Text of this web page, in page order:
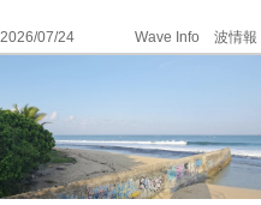
2026/07/24 Wave Info 波情報